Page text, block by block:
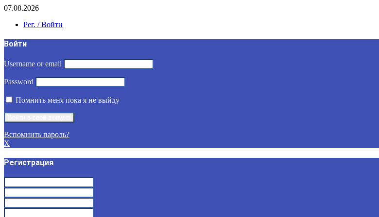
07.08.2026
Рег. / Войти
Войти
Username or email
Password
Помнить меня пока я не выйду
Вспомнить пароль?
X
Регистрация